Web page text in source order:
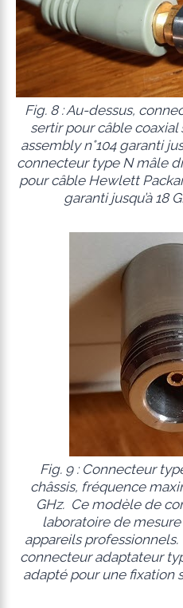
Fig. 8 : Au-dessus,
sertir pour câble
assembly n°104 garanti
connecteur type N mâle
pour câble Hewlett
garanti jusqu’à 18
Fig. 9 : Connecteur
châssis, fréquence
GHz. Ce modèle de
laboratoire de
appareils professionnels.
connecteur adaptateur
adapté pour une fixation